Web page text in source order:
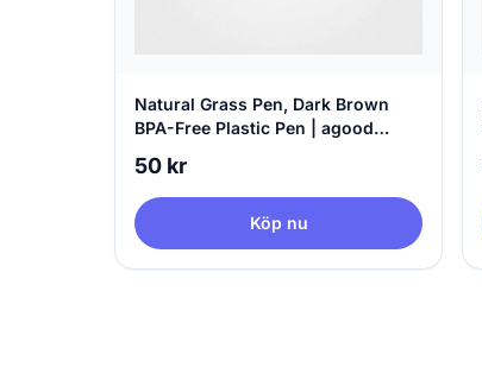
Natural Grass Pen, Dark Brown
BPA-Free Plastic Pen | agood
50 kr
Köp nu